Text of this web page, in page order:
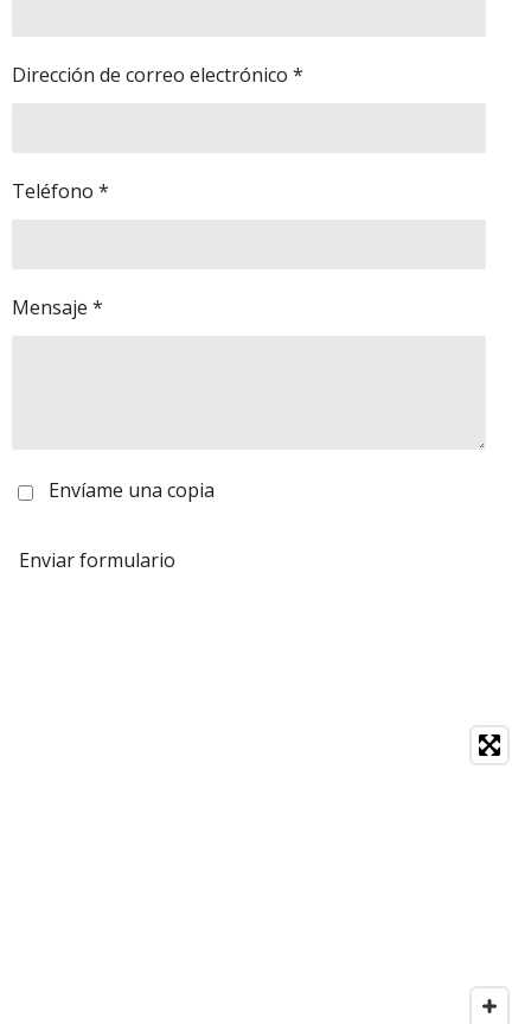
Dirección de correo electrónico *
Teléfono *
Mensaje *
Envíame una copia
Enviar formulario